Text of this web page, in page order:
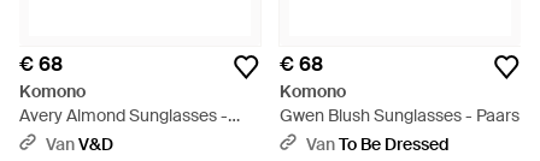
€ 68
Komono
Avery Almond Sunglasses -
GrijsVanV&D
€ 68
Komono
Gwen Blush Sunglasses - Paars
VanTo Be Dressed